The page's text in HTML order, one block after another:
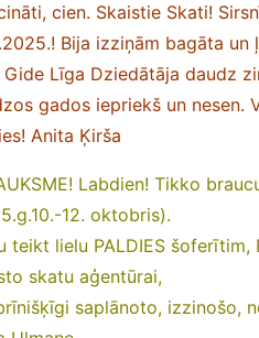
cien. Skaistie Skati!
Bija izziņām bagāta un
Gide Līga Dziedātāja daudz
gados iepriekš un nesen.
Anita Ķirša
Labdien! Tikko
12. oktobris).
teikt lielu PALDIES
skatu aģentūrai,
saplānoto, izzinošo,